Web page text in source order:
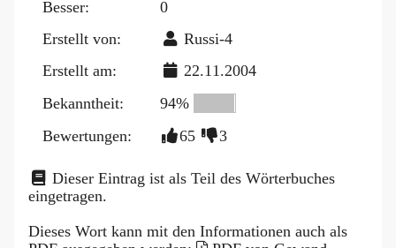
Besser:
0
Erstellt von:
Russi-4
Erstellt am:
22.11.2004
Bekanntheit:
94%
Bewertungen:
65 3
Dieser Eintrag ist als Teil des Wörterbuches
eingetragen.
Dieses Wort kann mit den Informationen auch als